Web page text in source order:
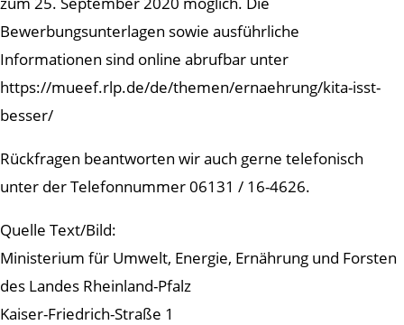
Bewerbungsunterlagen sowie ausführliche
Informationen sind online abrufbar unter
https://mueef.rlp.de/de/themen/ernaehrung/kita-isst-
besser/
Rückfragen beantworten wir auch gerne telefonisch
unter der Telefonnummer 06131 / 16-4626.
Quelle Text/Bild:
Ministerium für Umwelt, Energie, Ernährung und Forsten
des Landes Rheinland-Pfalz
Kaiser-Friedrich-Straße 1